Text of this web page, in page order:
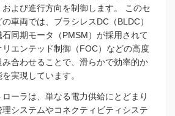
よび進行方向を制御します。 このセ
車両では、ブラシレスDC（BLDC）
同期モータ（PMSM）が採用されて
エンテッド制御（FOC）などの高度
合わせることで、滑らかで効率的か
実現しています。
ーラは、単なる電力供給にとどまり
理システムやコネクティビティシステ